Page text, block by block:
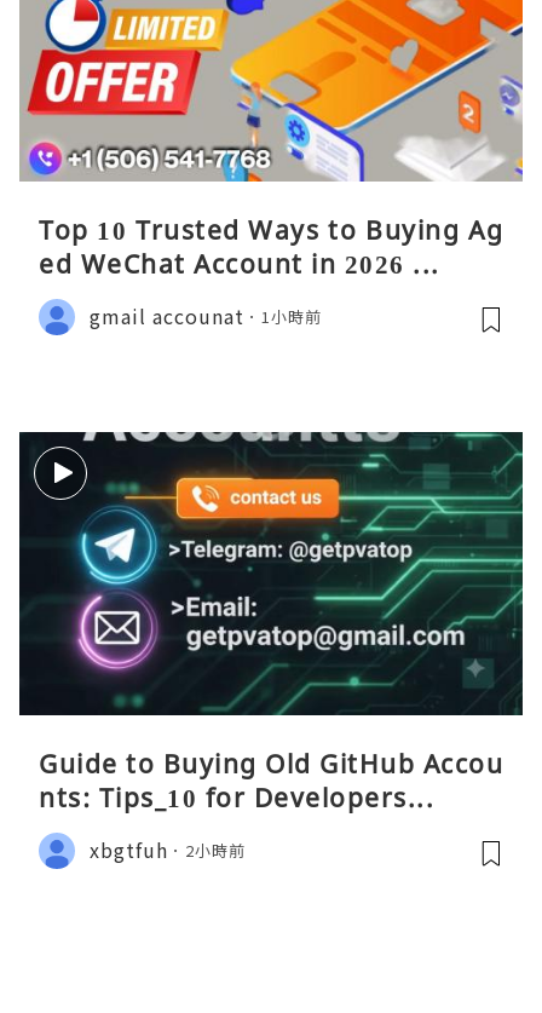
Top 10 Trusted Ways to Buying Ag
ed WeChat Account in 2026 ...
gmail accounat 1小時前
Guide to Buying Old GitHub Accou
nts: Tips_10 for Developers...
xbgtfuh 2小時前